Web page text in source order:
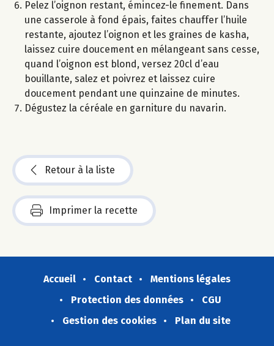
Pelez l’oignon restant, émincez-le finement. Dans
une casserole à fond épais, faites chauffer l’huile
restante, ajoutez l’oignon et les graines de kasha,
laissez cuire doucement en mélangeant sans cesse,
quand l’oignon est blond, versez 20cl d’eau
bouillante, salez et poivrez et laissez cuire
doucement pendant une quinzaine de minutes.
Dégustez la céréale en garniture du navarin.
Retour à la liste
Imprimer la recette
Accueil Contact
Mentions légales
Protection des données
CGU
Gestion des cookies
Plan du site